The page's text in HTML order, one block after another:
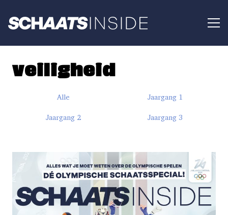
veiligheid
Alle Jaargang 1
Jaargang 2 Jaargang 3